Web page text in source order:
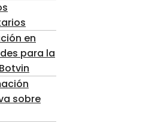
en
para la
sobre